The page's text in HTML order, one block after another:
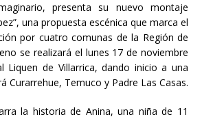
presenta su nuevo montaje
una propuesta escénica que marca el
por cuatro comunas de la Región de
se realizará el lunes 17 de noviembre
Liquen de Villarrica, dando inicio a una
Curarrehue, Temuco y Padre Las Casas.
la historia de Anina, una niña de 11